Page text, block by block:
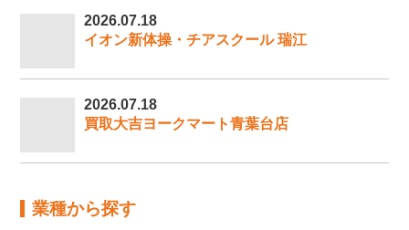
2026.07.18
イオン新体操・チアスクール 瑞江
2026.07.18
買取大吉ヨークマート青葉台店
業種から探す